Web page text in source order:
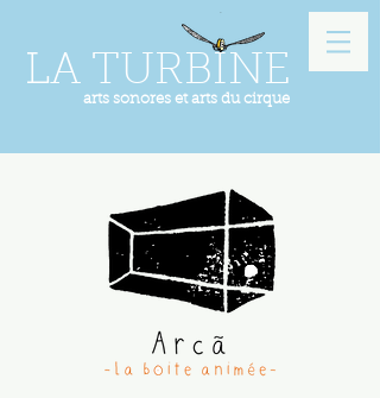
arts sonores et arts du cirque
LA TURBINE